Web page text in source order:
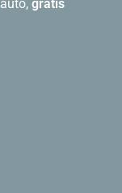
gratis